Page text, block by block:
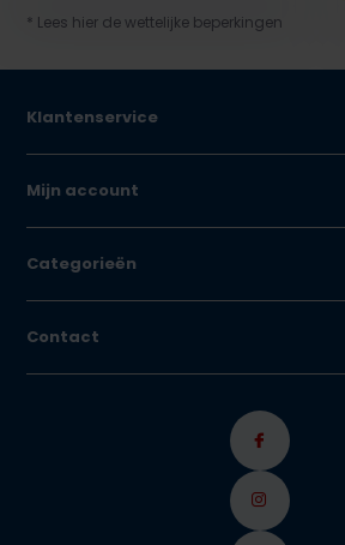
* Lees hier de wettelijke beperkingen
Klantenservice
Mijn account
Categorieën
Contact